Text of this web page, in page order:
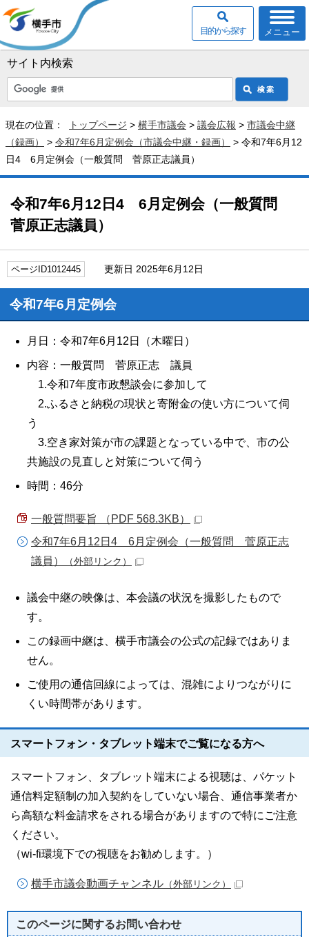
サイト内検索
メニュー
目的から探す
現在の位置： トップページ > 横手市議会 > 議会広報 > 市議会中継
（録画）
> 令和7年6月定例会（市議会中継・録画）
> 令和7年6月12
日4 6月定例会（一般質問 菅原正志議員）
令和7年6月12日4 6月定例会（一般質問
菅原正志議員）
ページID1012445 更新日 2025年6月12日
令和7年6月定例会
月日：令和7年6月12日（木曜日）
内容：一般質問 菅原正志 議員
1.令和7年度市政懇談会に参加して
2.ふるさと納税の現状と寄附金の使い方について伺
う
3.空き家対策が市の課題となっている中で、市の公
共施設の見直しと対策について伺う
時間：46分
一般質問要旨 （PDF 568.3KB）
令和7年6月12日4 6月定例会（一般質問 菅原正志
議員）
（外部リンク）
議会中継の映像は、本会議の状況を撮影したもので
す。
この録画中継は、横手市議会の公式の記録ではありま
せん。
ご使用の通信回線によっては、混雑によりつながりに
くい時間帯があります。
スマートフォン・タブレット端末でご覧になる方へ
スマートフォン、タブレット端末による視聴は、パケット
通信料定額制の加入契約をしていない場合、通信事業者か
ら高額な料金請求をされる場合がありますので特にご注意
ください。
（wi-fi環境下での視聴をお勧めします。）
横手市議会動画チャンネル （外部リンク）
このページに関するお問い合わせ